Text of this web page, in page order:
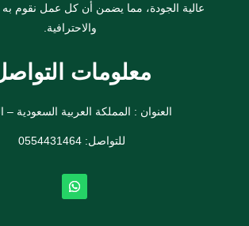
عالية الجودة، مما يضمن أن كل عمل نقوم
والاحترافية.
معلومات
العنوان : المملكة العربية السعودية –
للتواصل: ⁦0554431464